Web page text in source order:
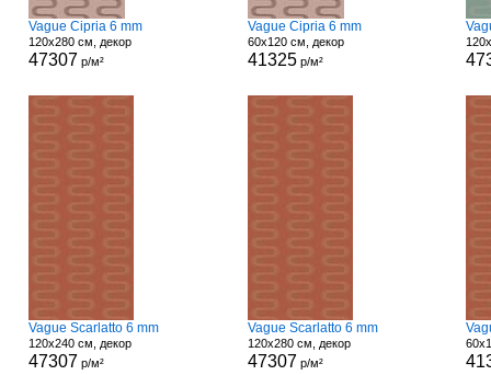
Vague Cipria 6 mm
120x280 см, декор
47307 р/м²
Vague Cipria 6 mm
60x120 см, декор
41325р/м²
Vague Scarlatto 6 mm
120x240 см, декор
47307 р/м²
Vague Scarlatto 6 mm
120x280 см, декор
47307 р/м²